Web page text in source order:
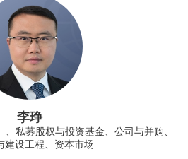
李琤
私募股权与投资基金、公司与并购、
建设工程、资本市场